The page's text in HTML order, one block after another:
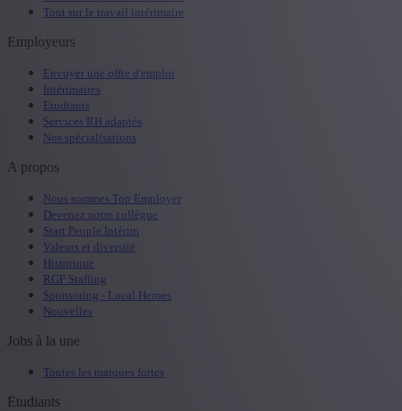
Tout sur le travail intérimaire
Employeurs
Envoyer une offre d'emploi
Intérimaires
Etudiants
Services RH adaptés
Nos spécialisations
A propos
Nous sommes Top Employer
Devenez notre collègue
Start People Intérim
Valeurs et diversité
Historique
RGF Staffing
Sponsoring - Local Heroes
Nouvelles
Jobs à la une
Toutes les marques fortes
Etudiants